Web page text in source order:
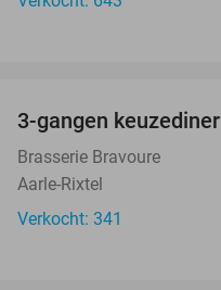
3-gangen keuzediner
Brasserie Bravoure
Aarle-Rixtel
Verkocht: 341